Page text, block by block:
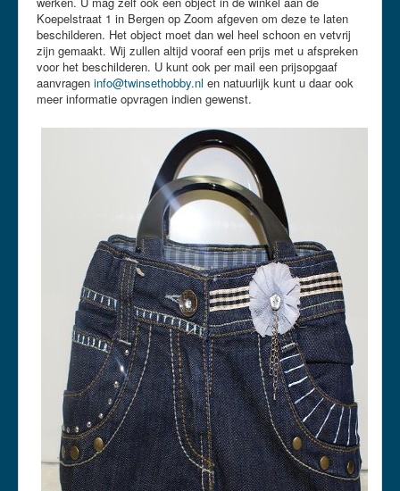
Koepelstraat 1 in Bergen op Zoom afgeven om deze te laten
beschilderen. Het object moet dan wel heel schoon en vetvrij
zijn gemaakt. Wij zullen altijd vooraf een prijs met u afspreken
voor het beschilderen. U kunt ook per mail een prijsopgaaf
aanvragen info@twinsethobby.nl en natuurlijk kunt u daar ook
meer informatie opvragen indien gewenst.